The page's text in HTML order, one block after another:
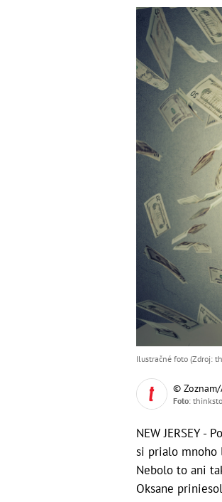
Ilustračné foto (Zdroj:
© Zoznam/
Foto:
NEW JERSEY -
si prialo mnoho
Nebolo to ani
Oksane